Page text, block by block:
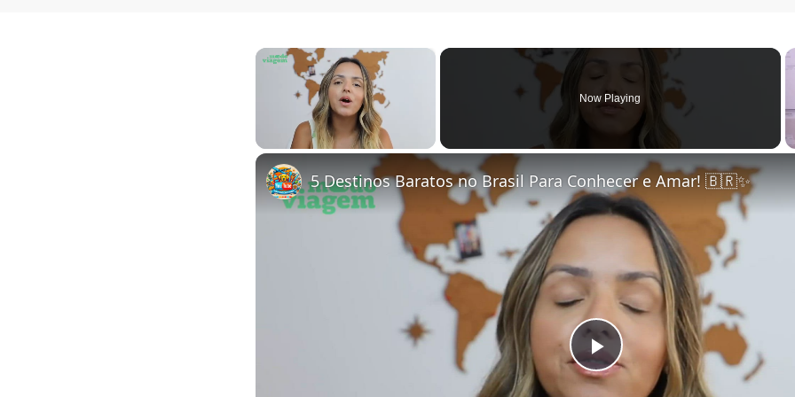
×
Now Playing
Play Video
5 Destinos Baratos no Brasil Para Conhecer e Amar! 🇧🇷✨